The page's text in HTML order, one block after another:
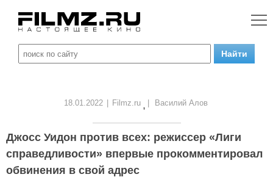
18.01.2022 Filmz.ru , Василий Алов
Джосс Уидон против всех: режиссер «Лиги
справедливости» впервые прокомментировал
обвинения в свой адрес